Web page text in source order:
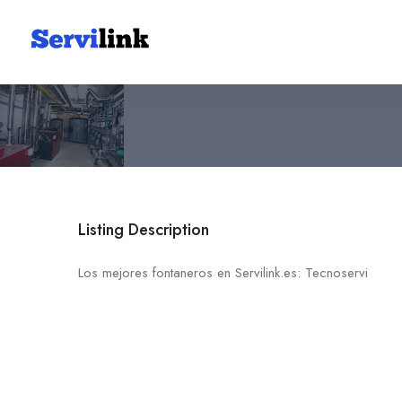
Tecnoservi
Listing Description
Los mejores fontaneros en Servilink.es: Tecnoservi